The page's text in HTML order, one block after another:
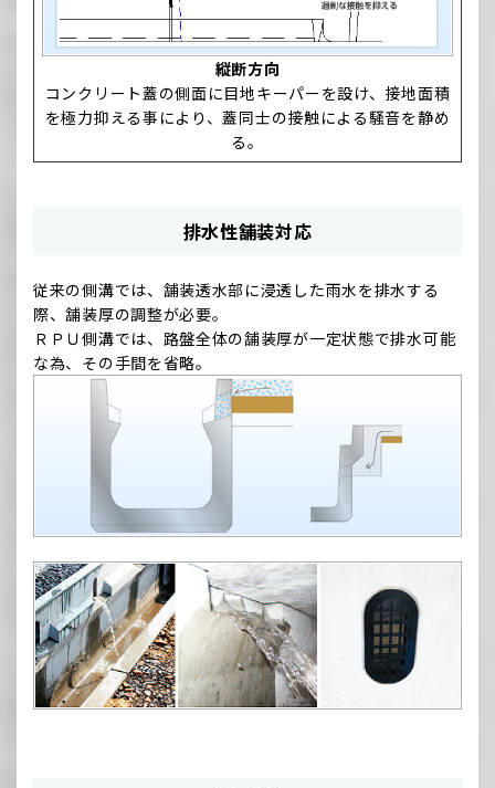
縦断方向
コンクリート蓋の側面に目地キーパーを設け、接地面積
を極力抑える事により、蓋同士の接触による騒音を静め
る。
排水性舗装対応
従来の側溝では、舗装透水部に浸透した雨水を排水する
際、舗装厚の調整が必要。
ＲＰＵ側溝では、路盤全体の舗装厚が一定状態で排水可能
な為、その手間を省略。